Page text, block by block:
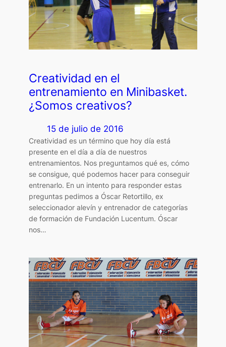
Creatividad en el
entrenamiento en Minibasket.
¿Somos creativos?
15 de julio de 2016
Creatividad es un término que hoy día está
presente en el día a día de nuestros
entrenamientos. Nos preguntamos qué es, cómo
se consigue, qué podemos hacer para conseguir
entrenarlo. En un intento para responder estas
preguntas pedimos a Óscar Retortillo, ex
seleccionador alevín y entrenador de categorías
de formación de Fundación Lucentum. Óscar
nos…